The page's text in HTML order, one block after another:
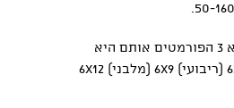
הכיף הגדול בה הוא 3 הפורמטים אותם היא
מסוגלת ללכוד: 6X6 (ריבועי) 6X9 (מלבני) 6X12